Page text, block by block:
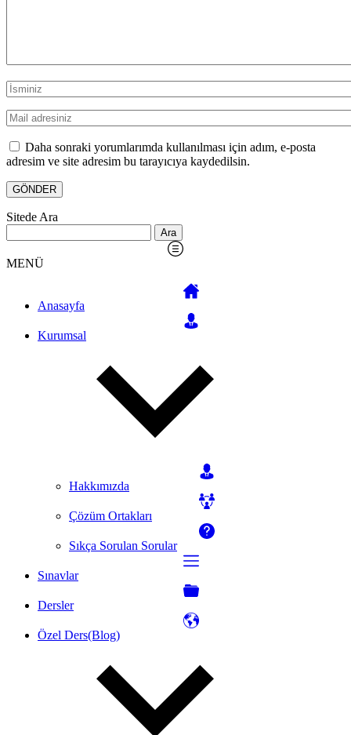
Daha sonraki yorumlarımda kullanılması için adım, e-posta
adresim ve site adresim bu tarayıcıya kaydedilsin.
Sitede Ara
MENÜ
Anasayfa
Kurumsal
Hakkımızda
Çözüm Ortakları
Sıkça Sorulan Sorular
Sınavlar
Dersler
Özel Ders(Blog)